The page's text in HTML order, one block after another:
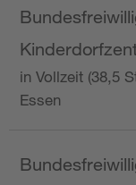
in Vollzeit (38,5
Essen